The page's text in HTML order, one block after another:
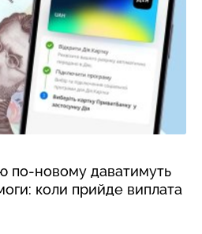
по-новому даватимуть
коли прийде виплата